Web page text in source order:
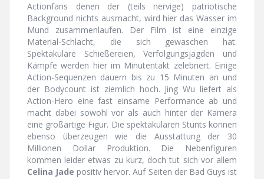
Actionfans denen der (teils nervige) patriotische
Background nichts ausmacht, wird hier das Wasser im
Mund zusammenlaufen. Der Film ist eine einzige
Material-Schlacht, die sich gewaschen hat.
Spektakuläre Schießereien, Verfolgungsjagden und
Kämpfe werden hier im Minutentakt zelebriert. Einige
Action-Sequenzen dauern bis zu 15 Minuten an und
der Bodycount ist ziemlich hoch. Jing Wu liefert als
Action-Hero eine fast einsame Performance ab und
macht dabei sowohl vor als auch hinter der Kamera
eine großartige Figur. Die spektakulären Stunts können
ebenso überzeugen wie die Ausstattung der 30
Millionen Dollar Produktion. Die Nebenfiguren
kommen leider etwas zu kurz, doch tut sich vor allem
Celina Jade positiv hervor. Auf Seiten der Bad Guys ist